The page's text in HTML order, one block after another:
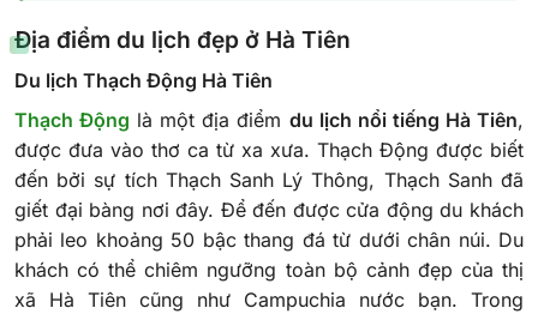
Địa điểm du lịch đẹp ở Hà Tiên
Du lịch Thạch Động Hà Tiên
Thạch Động là một địa điểm du lịch nổi tiếng Hà Tiên,
được đưa vào thơ ca từ xa xưa. Thạch Động được biết
đến bởi sự tích Thạch Sanh Lý Thông, Thạch Sanh đã
giết đại bàng nơi đây. Để đến được cửa động du khách
phải leo khoảng 50 bậc thang đá từ dưới chân núi. Du
khách có thể chiêm ngưỡng toàn bộ cảnh đẹp của thị
xã Hà Tiên cũng như Campuchia nước bạn. Trong